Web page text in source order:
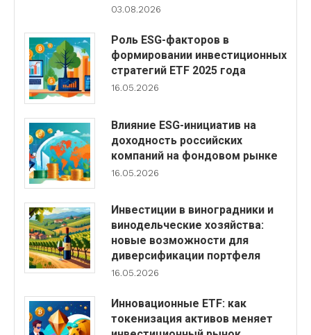
03.08.2026
Роль ESG-факторов в
формировании инвестиционных
стратегий ETF 2025 года
16.05.2026
Влияние ESG-инициатив на
доходность российских
компаний на фондовом рынке
16.05.2026
Инвестиции в виноградники и
винодельческие хозяйства:
новые возможности для
диверсификации портфеля
16.05.2026
Инновационные ETF: как
токенизация активов меняет